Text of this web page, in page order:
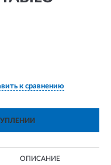
к сравнению
ОПИСАНИЕ